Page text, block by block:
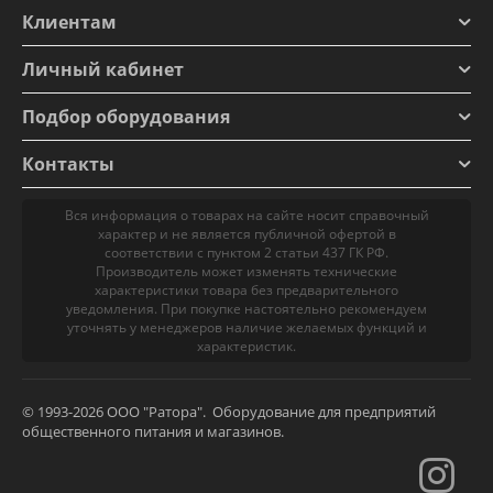
Клиентам
Личный кабинет
Подбор оборудования
Контакты
Вся информация о товарах на сайте носит справочный
характер и не является публичной офертой в
соответствии с пунктом 2 статьи 437 ГК РФ.
Производитель может изменять технические
характеристики товара без предварительного
уведомления. При покупке настоятельно рекомендуем
уточнять у менеджеров наличие желаемых функций и
характеристик.
© 1993-2026 ООО "Ратора". Оборудование для предприятий
общественного питания и магазинов.